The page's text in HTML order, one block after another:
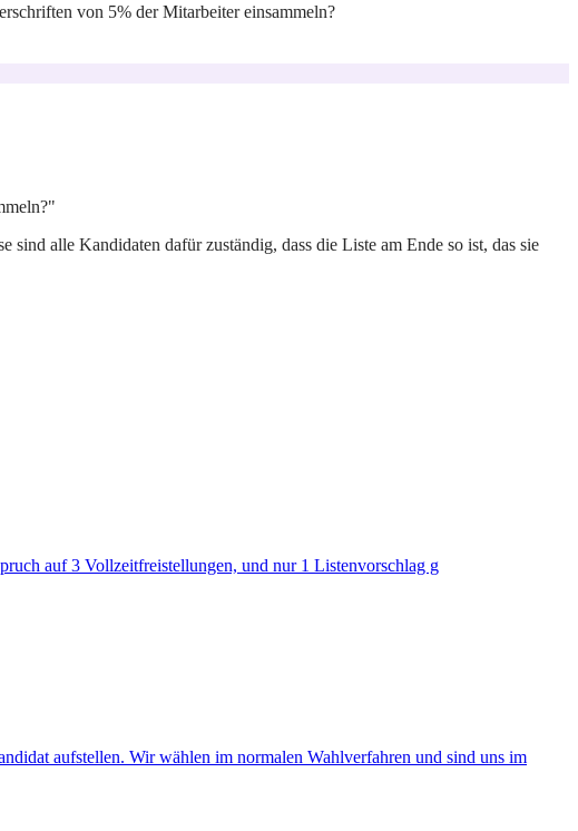
von 5% der Mitarbeiter einsammeln?
alle Kandidaten dafür zuständig, dass die Liste am Ende so ist, das sie
auf 3 Vollzeitfreistellungen, und nur 1 Listenvorschlag g
aufstellen. Wir wählen im normalen Wahlverfahren und sind uns im